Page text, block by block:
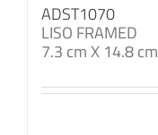
ADST1070
LISO FRAMED
7.3 cm X 14.8 cm